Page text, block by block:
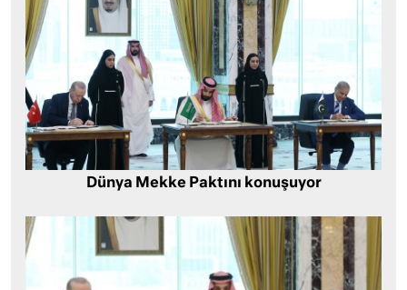
Dünya Mekke Paktını konuşuyor